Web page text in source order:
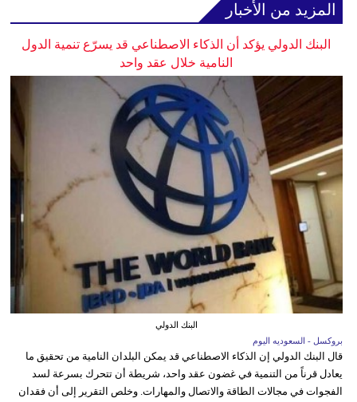
المزيد من الأخبار
البنك الدولي يؤكد أن الذكاء الاصطناعي قد يسرّع تنمية الدول
النامية خلال عقد واحد
البنك الدولي
بروكسل - السعوديه اليوم
قال البنك الدولي إن الذكاء الاصطناعي قد يمكن البلدان النامية من تحقيق ما
يعادل قرناً من التنمية في غضون عقد واحد، شريطة أن تتحرك بسرعة لسد
الفجوات في مجالات الطاقة والاتصال والمهارات. وخلص التقرير إلى أن فقدان